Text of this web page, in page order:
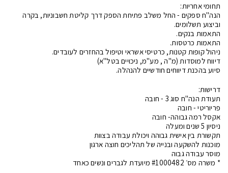
תחומי אחריות:
הנה"ח ספקים - החל משלב פתיחת הספק דרך קליטת חשבוניות, בקרה
וביצוע תשלומים.
התאמות בנקים.
התאמות כרטסות.
ניהול קופות קטנות, כרטיסי אשראי וטיפול בהחזרים לעובדים.
דיווח למוסדות (מ"ה , מע"מ, ניכויים בטל"א)
סיוע בהכנת דיווחים חודשיים להנהלה.
דרישות:
תעודת הנה"ח סוג 3 - חובה
פריוריטי - חובה
אקסל רמה גבוהה- חובה
ניסיון 5 שנים ומעלה
תקשורת בין אישית גבוהה ויכולת עבודה בצוות
מוכנות להשקעה ובנייה של תהליכים חוצה ארגון
מוסר עבודה גבוה
* משרה מס׳ #1000482 מיועדת לגברים ונשים כאחד